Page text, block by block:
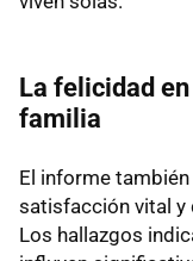
La felicidad
familia
El informe
satisfacción vital y
Los hallazgos